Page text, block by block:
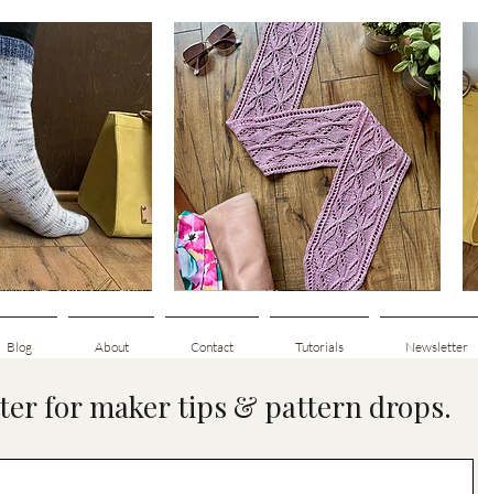
rapide Aperçu rapide
Clematis
Blog About Contact Tutorials Newsletter
for maker tips & pattern drops.